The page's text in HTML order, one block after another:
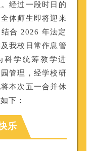
经过一段时日的
体师生即将迎来
合 2026 年法定
我校日常作息管
科学统筹教学进
管理，经学校研
本次五一合并休
下：
乐